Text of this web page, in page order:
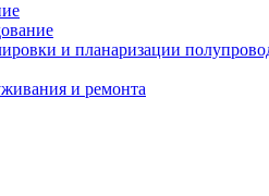
и планаризации
и ремонта